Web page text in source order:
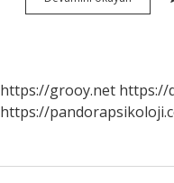
Dolap
https://grooy.net https://
https://